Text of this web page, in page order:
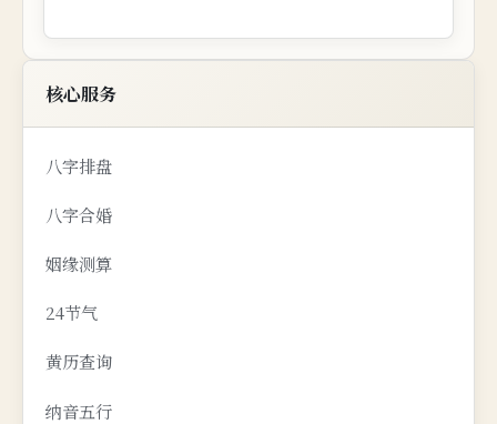
核心服务
八字排盘
八字合婚
姻缘测算
24节气
黄历查询
纳音五行